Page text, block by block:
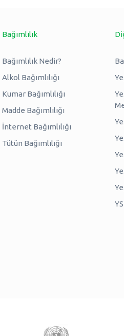
Bağımlılık
Bağımlılık Nedir?
Alkol Bağımlılığı
Kumar Bağımlılığı
Madde Bağımlılığı
İnternet Bağımlılığı
Tütün Bağımlılığı